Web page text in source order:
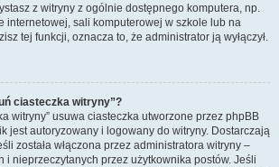
z witryny z ogólnie dostępnego komputera, np.
internetowej, sali komputerowej w szkole lub na
tej funkcji, oznacza to, że administrator ją wyłączył.
ciasteczka witryny”?
witryny” usuwa ciasteczka utworzone przez phpBB
jest autoryzowany i logowany do witryny. Dostarczają
została włączona przez administratora witryny –
i nieprzeczytanych przez użytkownika postów. Jeśli